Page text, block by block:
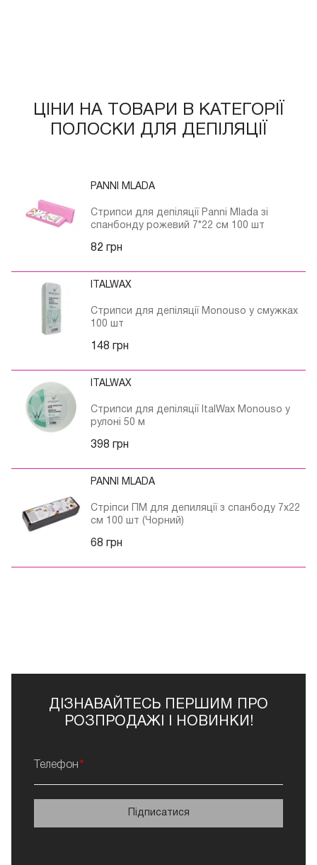
ЦІНИ НА ТОВАРИ В КАТЕГОРІЇ
ПОЛОСКИ ДЛЯ ДЕПІЛЯЦІЇ
PANNI MLADA
Стрипси для депіляції Panni Mlada зі
спанбонду рожевий 7*22 см 100 шт
82 грн
ITALWAX
Стрипси для депіляції Monouso у смужках
100 шт
148 грн
ITALWAX
Стрипси для депіляції ItalWax Monouso у
рулоні 50 м
398 грн
PANNI MLADA
Стріпси ПМ для депиляції з спанбоду 7х22
см 100 шт (Чорний)
68 грн
ДІЗНАВАЙТЕСЬ ПЕРШИМ ПРО
РОЗПРОДАЖІ І НОВИНКИ!
Телефон
Підписатися